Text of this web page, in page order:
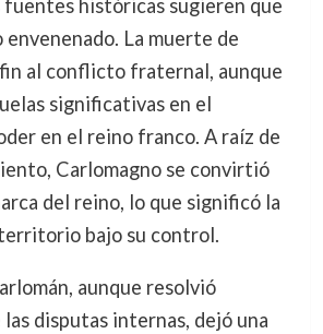
fuentes históricas sugieren que
envenenado. La muerte de
al conflicto fraternal, aunque
significativas en el
en el reino franco. A raíz de
Carlomagno se convirtió
del reino, lo que significó la
bajo su control.
aunque resolvió
disputas internas, dejó una